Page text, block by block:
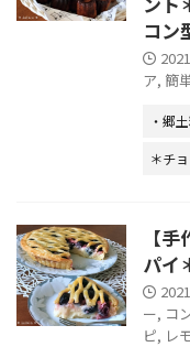
コン
ア, 簡
・郷
＊チ
【
パイ
ー, コ
ピ, レ